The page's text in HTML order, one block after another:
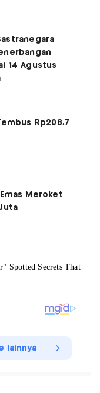
14 Agustus
Rp208,7
Meroket
lainnya